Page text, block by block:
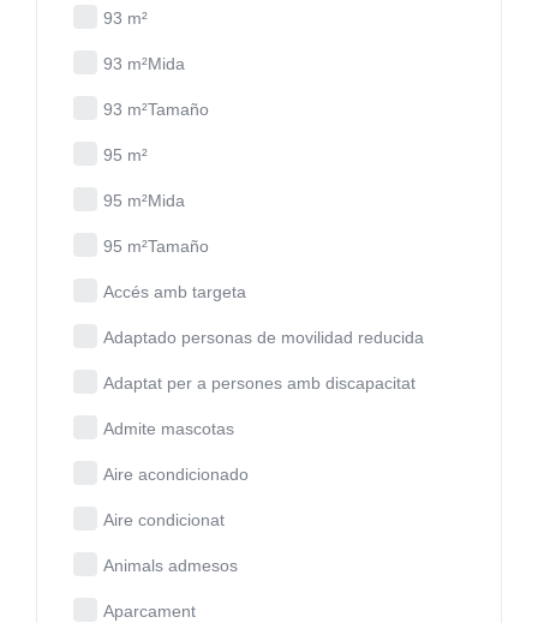
93 m²
93 m²Mida
93 m²Tamaño
95 m²
95 m²Mida
95 m²Tamaño
Accés amb targeta
Adaptado personas de movilidad reducida
Adaptat per a persones amb discapacitat
Admite mascotas
Aire acondicionado
Aire condicionat
Animals admesos
Aparcament